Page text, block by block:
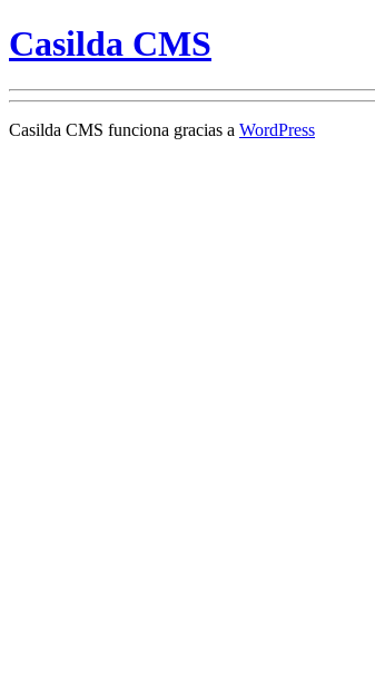
Casilda CMS
Casilda CMS funciona gracias a WordPress